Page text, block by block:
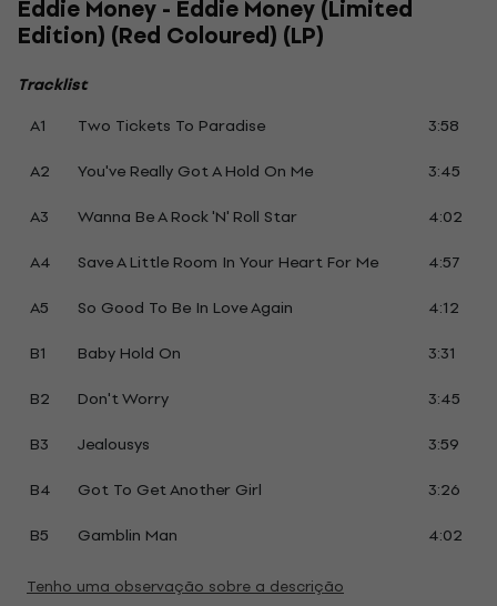
Eddie Money - Eddie Money (Limited
Edition) (Red Coloured) (LP)
Tracklist
A1
Two Tickets To Paradise
3:58
A2
You've Really Got A Hold On Me
3:45
A3
Wanna Be A Rock 'N' Roll Star
4:02
A4
Save A Little Room In Your Heart For Me
4:57
A5
So Good To Be In Love Again
4:12
B1
Baby Hold On
3:31
B2
Don't Worry
3:45
B3
Jealousys
3:59
B4
Got To Get Another Girl
3:26
B5
Gamblin Man 4:02
Tenho uma observação sobre a descrição